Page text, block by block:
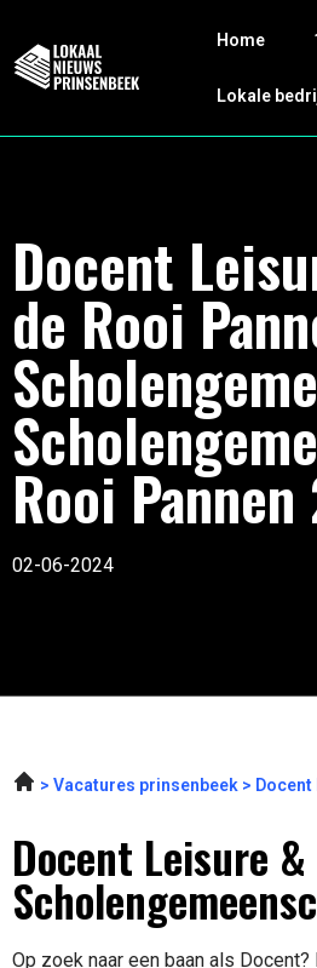
Home
Lokale
Docent
de Rooi
Rooi
02-06-2024
Vacatures prinsenbeek
Docent Leisure
Op zoek naar een baan als